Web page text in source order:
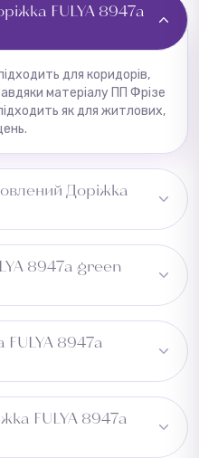
FULYA 8947a
для коридорів,
матеріалу ПП Фрізе
як для житлових,
Доріжка
вологи та
8947a green
FULYA 8947a
FULYA 8947a